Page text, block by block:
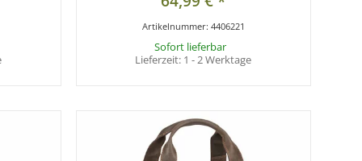
Artikelnummer: 4406221
Sofort lieferbar
Lieferzeit: 1 - 2 Werktage